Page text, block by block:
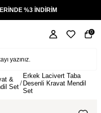
%3 İNDİRİM
0
&
Set
Erkek Lacivert Taba
Desenli Kravat Mendil
Set